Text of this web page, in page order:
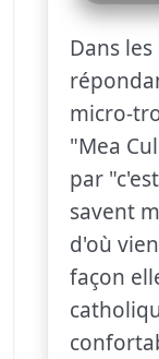
Dans
micro-
"Mea
par
savent
d'où
façon